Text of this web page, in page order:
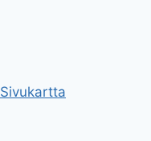
Sivukartta